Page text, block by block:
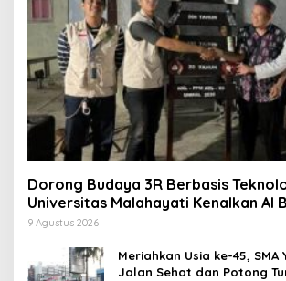
Dorong Budaya 3R Berbasis
Universitas Malahayati Kenalkan AI
untuk Edukasi Sampah
9 Agustus 2026
Meriahkan Usia ke-45, SMA
Jalan Sehat dan Potong